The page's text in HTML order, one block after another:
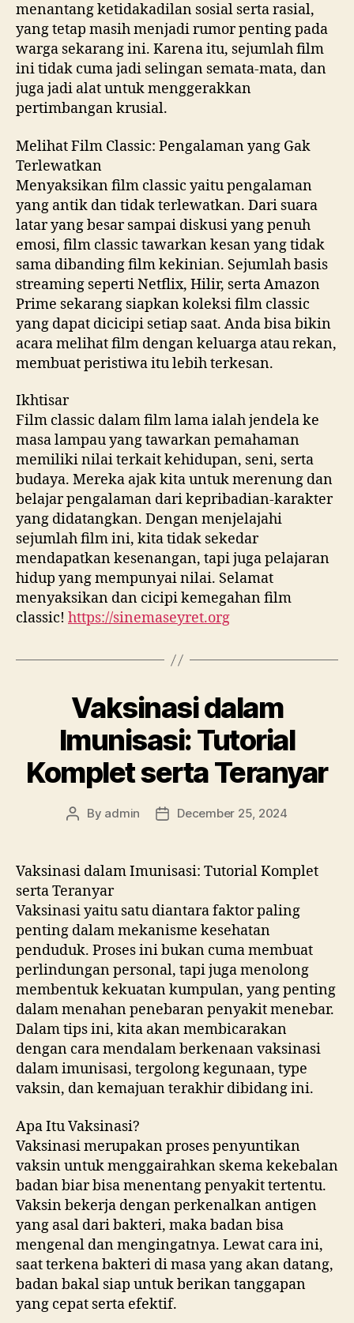
menantang ketidakadilan sosial serta rasial,
yang tetap masih menjadi rumor penting pada
warga sekarang ini. Karena itu, sejumlah film
ini tidak cuma jadi selingan semata-mata, dan
juga jadi alat untuk menggerakkan
pertimbangan krusial.
Melihat Film Classic: Pengalaman yang Gak
Terlewatkan
Menyaksikan film classic yaitu pengalaman
yang antik dan tidak terlewatkan. Dari suara
latar yang besar sampai diskusi yang penuh
emosi, film classic tawarkan kesan yang tidak
sama dibanding film kekinian. Sejumlah basis
streaming seperti Netflix, Hilir, serta Amazon
Prime sekarang siapkan koleksi film classic
yang dapat dicicipi setiap saat. Anda bisa bikin
acara melihat film dengan keluarga atau rekan,
membuat peristiwa itu lebih terkesan.
Ikhtisar
Film classic dalam film lama ialah jendela ke
masa lampau yang tawarkan pemahaman
memiliki nilai terkait kehidupan, seni, serta
budaya. Mereka ajak kita untuk merenung dan
belajar pengalaman dari kepribadian-karakter
yang didatangkan. Dengan menjelajahi
sejumlah film ini, kita tidak sekedar
mendapatkan kesenangan, tapi juga pelajaran
hidup yang mempunyai nilai. Selamat
menyaksikan dan cicipi kemegahan film
classic! https://sinemaseyret.org
Vaksinasi dalam
Imunisasi: Tutorial
Komplet serta Teranyar
Post
By admin
PostDecember 25, 2024
Vaksinasi dalam Imunisasi: Tutorial Komplet
serta Teranyar
Vaksinasi yaitu satu diantara faktor paling
penting dalam mekanisme kesehatan
penduduk. Proses ini bukan cuma membuat
perlindungan personal, tapi juga menolong
membentuk kekuatan kumpulan, yang penting
dalam menahan penebaran penyakit menebar.
Dalam tips ini, kita akan membicarakan
dengan cara mendalam berkenaan vaksinasi
dalam imunisasi, tergolong kegunaan, type
vaksin, dan kemajuan terakhir dibidang ini.
Apa Itu Vaksinasi?
Vaksinasi merupakan proses penyuntikan
vaksin untuk menggairahkan skema kekebalan
badan biar bisa menentang penyakit tertentu.
Vaksin bekerja dengan perkenalkan antigen
yang asal dari bakteri, maka badan bisa
mengenal dan mengingatnya. Lewat cara ini,
saat terkena bakteri di masa yang akan datang,
badan bakal siap untuk berikan tanggapan
yang cepat serta efektif.